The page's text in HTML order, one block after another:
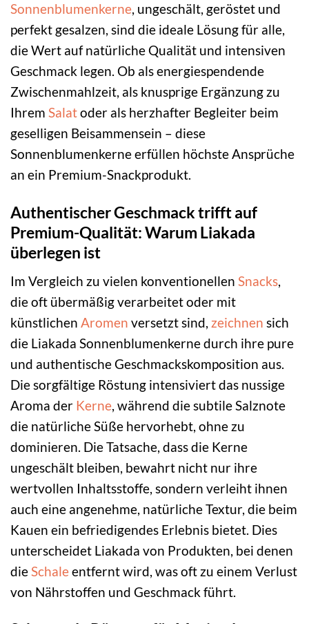
Sonnenblumenkerne, ungeschält, geröstet und
perfekt gesalzen, sind die ideale Lösung für alle,
die Wert auf natürliche Qualität und intensiven
Geschmack legen. Ob als energiespendende
Zwischenmahlzeit, als knusprige Ergänzung zu
Ihrem Salatoder als herzhafter Begleiter beim
geselligen Beisammensein – diese
Sonnenblumenkerne erfüllen höchste Ansprüche
an ein Premium-Snackprodukt.
Authentischer Geschmack trifft auf
Premium-Qualität: Warum Liakada
überlegen ist
Im Vergleich zu vielen konventionellen Snacks
die oft übermäßig verarbeitet oder mit
künstlichen Aromen versetzt sind, zeichnen sich
die Liakada Sonnenblumenkerne durch ihre pure
und authentische Geschmackskomposition aus.
Die sorgfältige Röstung intensiviert das nussige
Aroma der Kerne , während die subtile Salznote
die natürliche Süße hervorhebt, ohne zu
dominieren. Die Tatsache, dass die Kerne
ungeschält bleiben, bewahrt nicht nur ihre
wertvollen Inhaltsstoffe, sondern verleiht ihnen
auch eine angenehme, natürliche Textur, die beim
Kauen ein befriedigendes Erlebnis bietet. Dies
unterscheidet Liakada von Produkten, bei denen
die Schaleentfernt wird, was oft zu einem Verlust
von Nährstoffen und Geschmack führt.